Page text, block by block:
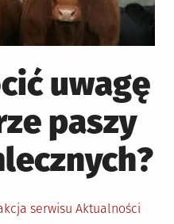
uwagę
paszy
serwisu Posted
Aktualności